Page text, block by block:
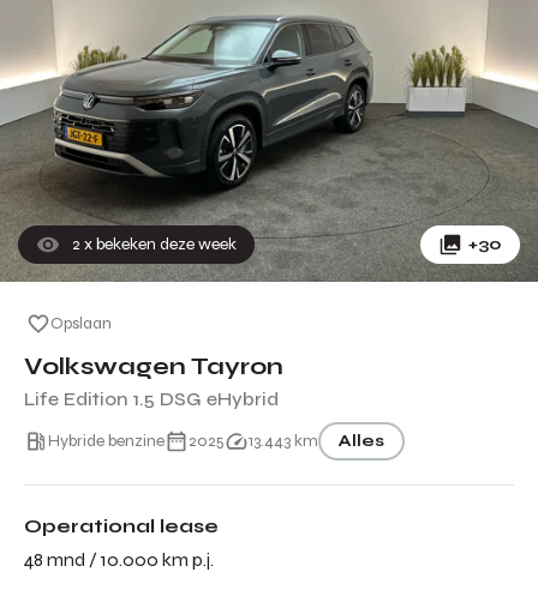
2 x bekeken deze week +30
Opslaan
Volkswagen Tayron
Life Edition 1.5 DSG eHybrid
Hybride benzine 2025 13.443 km Alles
Operational lease
48 mnd / 10.000 km p.j.